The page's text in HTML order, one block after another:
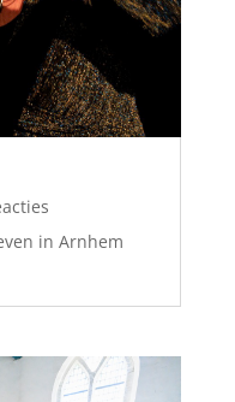
in Arnhem